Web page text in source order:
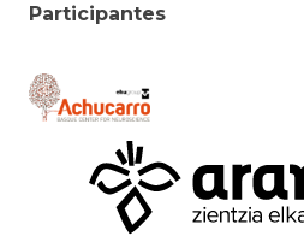
Participantes